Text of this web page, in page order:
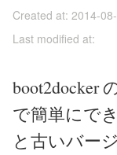
Created at: 2014-
Last modified at:
boot2docker
で簡単にで
と古いバー